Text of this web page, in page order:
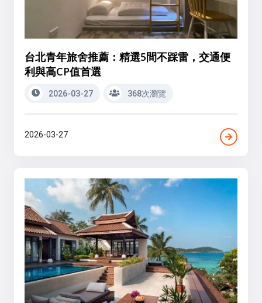
台北青年旅舍推薦：精選5間不踩雷，交通便
利與高CP值首選
2026-03-27 368次瀏覽
2026-03-27